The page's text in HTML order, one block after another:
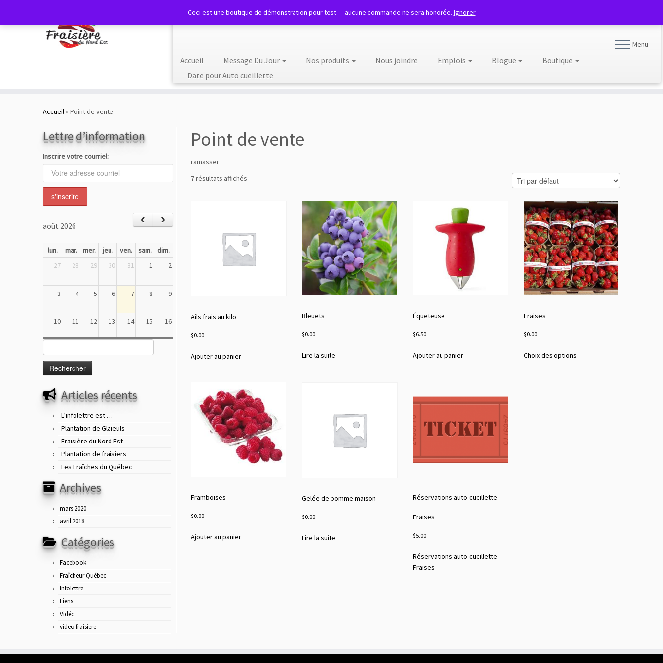
Ceci est une boutique de démonstration pour test — aucune commande ne sera honorée. Ignorer
Menu
Accueil Message Du Jour Nos produits Nous joindre Emplois Blogue
Boutique
Date pour Auto cueillette
Accueil» Point de vente
Lettre d’information
Inscrire votre courriel:
août 2026
lun. mar. mer. jeu. ven. sam.
dim.
27
28 29 30 31 1 2
3 4 5 6 7 8 9
10 11 12 13 14 15 16
24 25 26
31 1 2 3 4
Articles récents
L’infolettre est …
Plantation de Glaïeuls
Fraisière du Nord Est
Plantation de fraisiers
Les Fraîches du Québec
Archives
mars 2020
avril 2018
Catégories
Facebook
Fraîcheur Québec
Infolettre
Liens
Vidéo
video fraisiere
Point de vente
ramasser
7 résultats affichés
Ails frais au kilo
$0.00
Ajouter au panier
Bleuets
$0.00
Lire la suite
Équeteuse
$6.50
Ajouter au panier
Fraises
$0.00
Choix des optionsproduit
Framboises
$0.00
Ajouter au panier
Gelée de pomme maison
$0.00
Lire la suite
Réservations auto-cueillette
Fraises
$5.00
Réservations auto-cueillette
Fraises